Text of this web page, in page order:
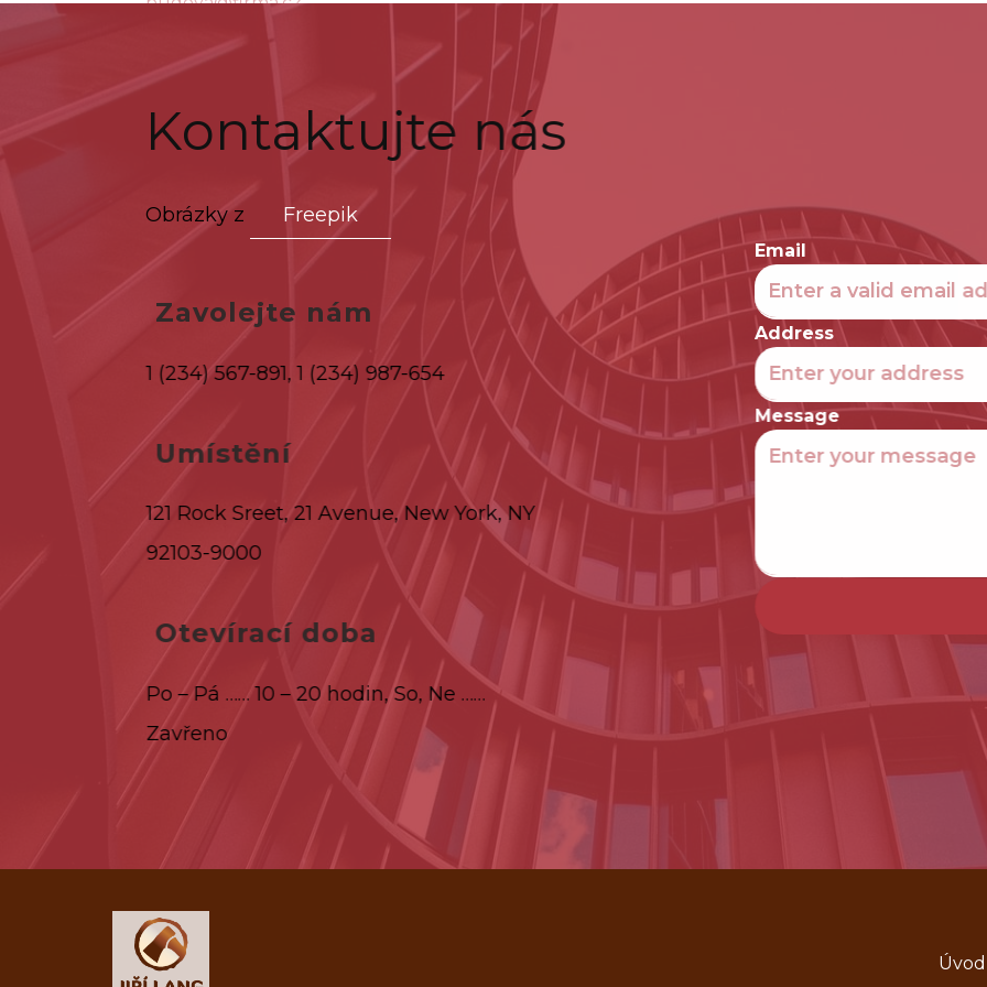
Kontaktujte nás
Obrázky z Freepik
Zavolejte nám
1 (234) 567-891, 1 (234) 987-654
Umístění
121 Rock Sreet, 21 Avenue, New York, NY
92103-9000
Otevírací doba
Po – Pá …… 10 – 20 hodin, So, Ne ……
Zavřeno
Email
Address
Message
Úvod